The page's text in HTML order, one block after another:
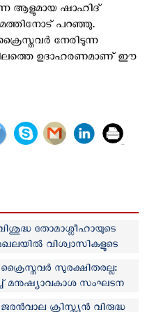
ആളുമായ ഷാഹിദ്
പറഞ്ഞു.
നേരിടുന്ന
ഉദാഹരണമാണ് ഈ
തോമാശ്ലീഹായുടെ
വിശ്വാസികളുടെ
സുരക്ഷിതരല്ല:
മനുഷ്യാവകാശ സംഘടന